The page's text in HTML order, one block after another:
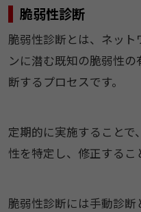
脆弱性診断
脆弱性診断とは、ネッ
ンに潜む既知の脆弱性
断するプロセスです。
定期的に実施すること
性を特定し、修正するこ
脆弱性診断には手動診